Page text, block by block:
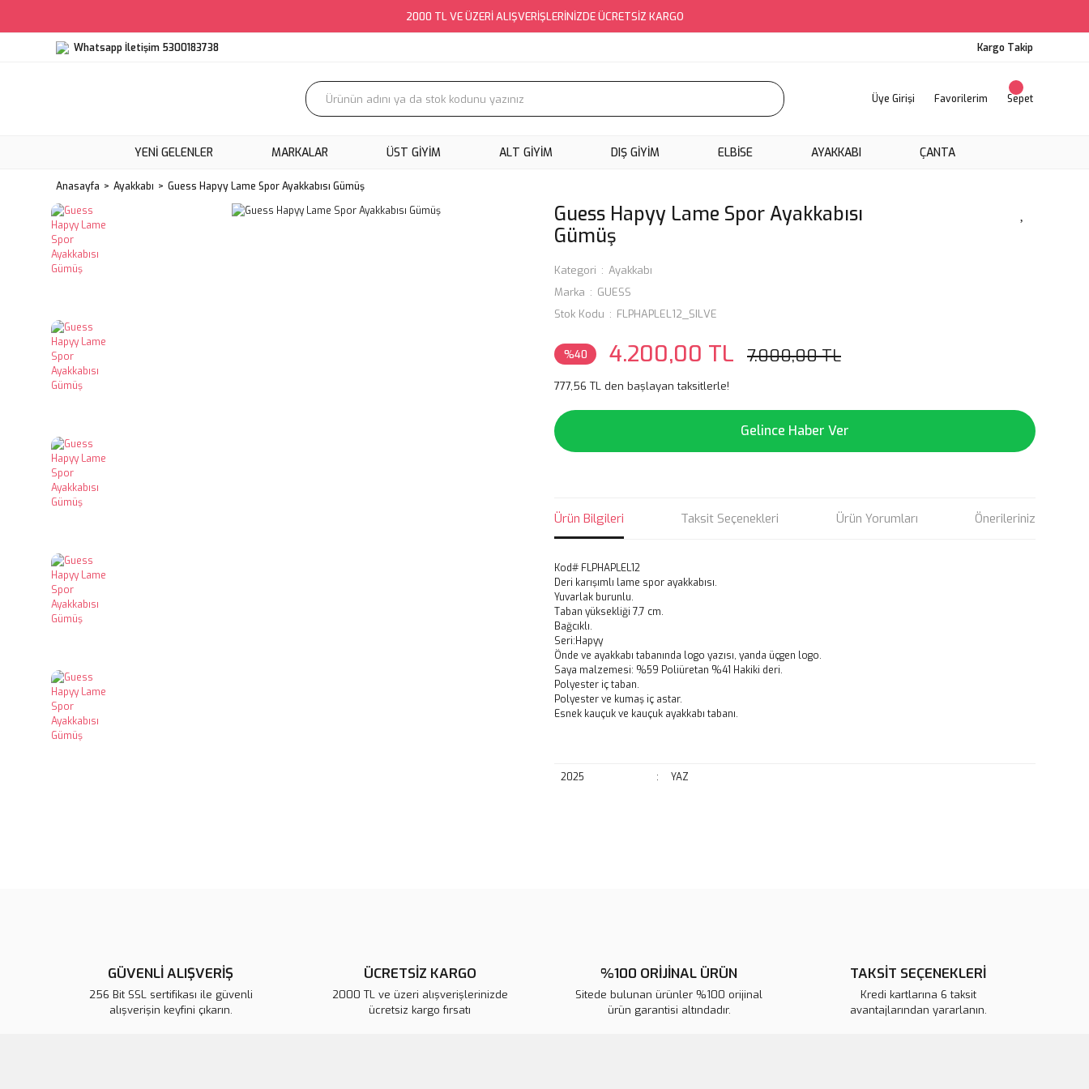
2000 TL VE ÜZERİ ALIŞVERİŞLERİNİZDE ÜCRETSİZ KARGO
Whatsapp İletişim 5300183738 Kargo Takip
Üye Girişi Favorilerim Sepet
YENI GELENLER MARKALAR ÜST GİYİM ALT GİYİM DIŞ GİYİM ELBİSE AYAKKABI ÇANTA
Anasayfa Ayakkabı Guess Hapyy Lame Spor Ayakkabısı Gümüş
Guess Hapyy Lame Spor Ayakkabısı
Gümüş
Kategori
Ayakkabı
Marka
GUESS
Stok Kodu
FLPHAPLEL12_SILVE
%40 4.200,00 TL 7.000,00 TL
777,56 TL den başlayan taksitlerle!
Gelince Haber Ver
Ürün Bilgileri Taksit Seçenekleri Ürün Yorumları Önerileriniz
Kod# FLPHAPLEL12
Deri karışımlı lame spor ayakkabısı.
Yuvarlak burunlu.
Taban yüksekliği 7,7 cm.
Bağcıklı.
Seri:Hapyy
Önde ve ayakkabı tabanında logo yazısı, yanda üçgen logo.
Saya malzemesi: %59 Poliüretan %41 Hakiki deri.
Polyester iç taban.
Polyester ve kumaş iç astar.
Esnek kauçuk ve kauçuk ayakkabı tabanı.
2025 : YAZ
Ürün bilgilerinde hatalar bulunuyor.
Ürün fiyatı diğer sitelerden daha pahalı.
Bu ürüne benzer farklı alternatifler olmalı.
GÜVENLİ ALIŞVERİŞ
256 Bit SSL sertifikası ile güvenli
alışverişin keyfini çıkarın.
ÜCRETSİZ KARGO
2000 TL ve üzeri alışverişlerinizde
ücretsiz kargo fırsatı
%100 ORİJİNAL ÜRÜN
Sitede bulunan ürünler %100 orijinal
ürün garantisi altındadır.
TAKSİT SEÇENEKLERİ
Kredi kartlarına 6 taksit
avantajlarından yararlanın.